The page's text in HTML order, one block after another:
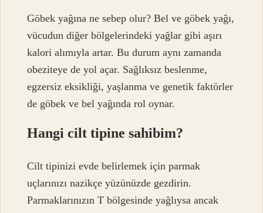
Göbek yağına ne sebep olur? Bel ve göbek yağı,
vücudun diğer bölgelerindeki yağlar gibi aşırı
kalori alımıyla artar. Bu durum aynı zamanda
obeziteye de yol açar. Sağlıksız beslenme,
egzersiz eksikliği, yaşlanma ve genetik faktörler
de göbek ve bel yağında rol oynar.
Hangi cilt tipine sahibim?
Cilt tipinizi evde belirlemek için parmak
uçlarınızı nazikçe yüzünüzde gezdirin.
Parmaklarınızın T bölgesinde yağlıysa ancak